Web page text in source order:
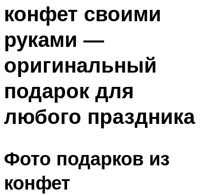
Меню
конфет своими
руками —
оригинальный
подарок для
любого праздника
Фото подарков из
конфет